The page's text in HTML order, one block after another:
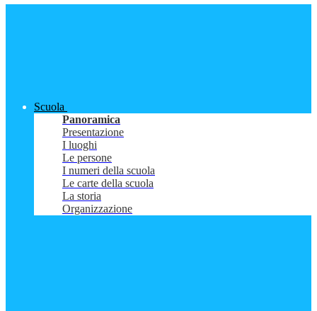
Scuola
Panoramica
Presentazione
I luoghi
Le persone
I numeri della scuola
Le carte della scuola
La storia
Organizzazione